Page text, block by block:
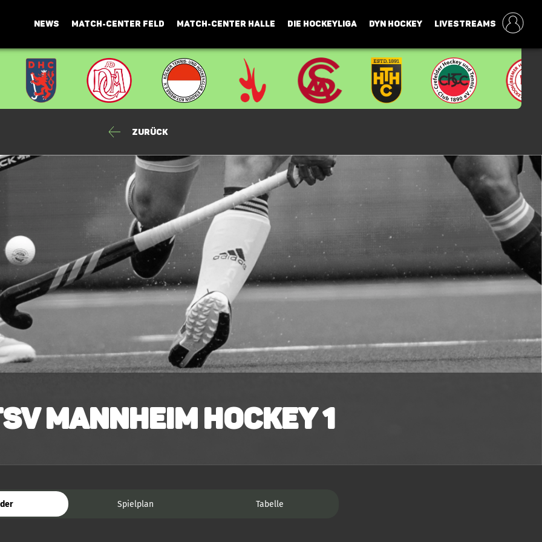
NEWS MATCH-CENTER FELD MATCH-CENTER HALLE DIE HOCKEYLIGA DYN HOCKEY LIVESTREAMS
Zurück
Mannheim Hockey 1
Spielplan Tabelle